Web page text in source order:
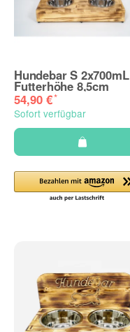
Hundebar S 2x700mL
Futterhöhe 8,5cm
54,90 €*
Sofort verfügbar